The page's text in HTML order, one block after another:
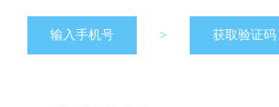
输入手机号 > 获取验证码